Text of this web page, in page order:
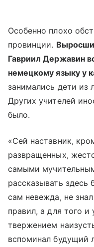
Особенно плохо
провинции.
Гавриил Державин
немецкому языку у
занимались дети из
Других учителей
было.
«Сей наставник,
развращенных,
самыми
рассказывать здесь
сам невежда, не
правил, а для того и
твержением
вспоминал будущий